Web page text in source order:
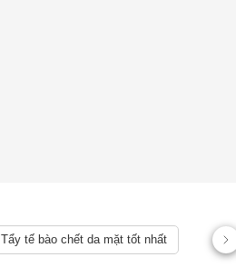
Tẩy tế bào chết da mặt tốt nhất